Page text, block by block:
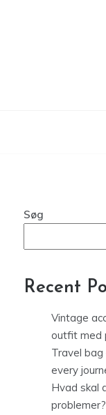
Søg
Recent
Vintage
outfit med
Travel bag
every
Hvad skal
problemer?